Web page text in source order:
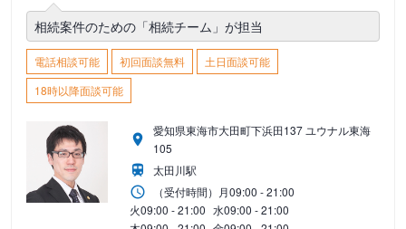
相続案件のための「相続チーム」が担当
電話相談可能 初回面談無料
土日面談可能
18時以降面談可能
愛知県東海市大田町下浜田137 ユウナル東海
105
太田川駅
（受付時間） 月09:00 - 21:00
火09:00 - 21:00 水09:00 - 21:00